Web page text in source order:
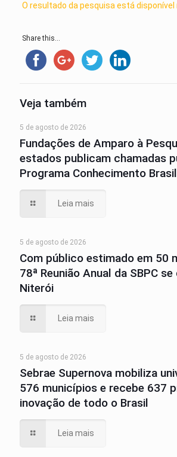
O resultado da pesquisa está disponível
Share this...
Veja também
5 de agosto de 2026
Fundações de Amparo à
estados publicam chamadas
Programa Conhecimento Brasil
Leia mais
5 de agosto de 2026
Com público estimado em 50
78ª Reunião Anual da SBPC
Niterói
Leia mais
5 de agosto de 2026
Sebrae Supernova mobiliza
576 municípios e recebe 637
inovação de todo o Brasil
Leia mais